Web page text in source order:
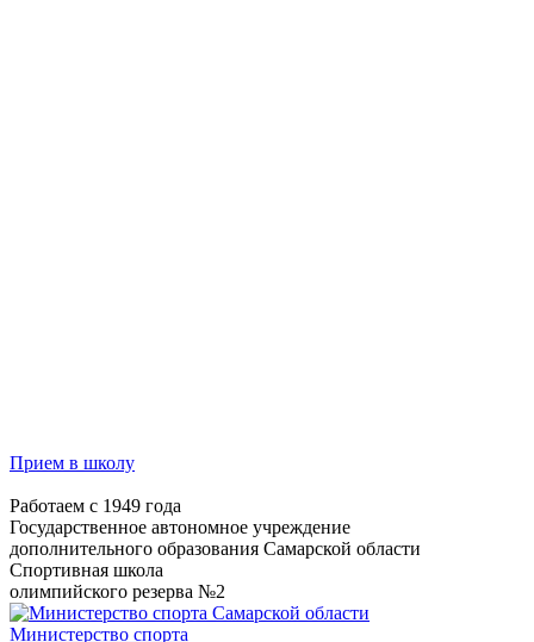
Прием в школу
Работаем с 1949 года
Государственное автономное учреждение
дополнительного образования Самарской области
Спортивная школа
олимпийского резерва №2
Министерство спорта